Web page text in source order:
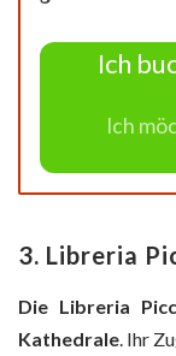
Ich
Ich
3. Libreria
Die Libreria
Kathedrale. Ihr